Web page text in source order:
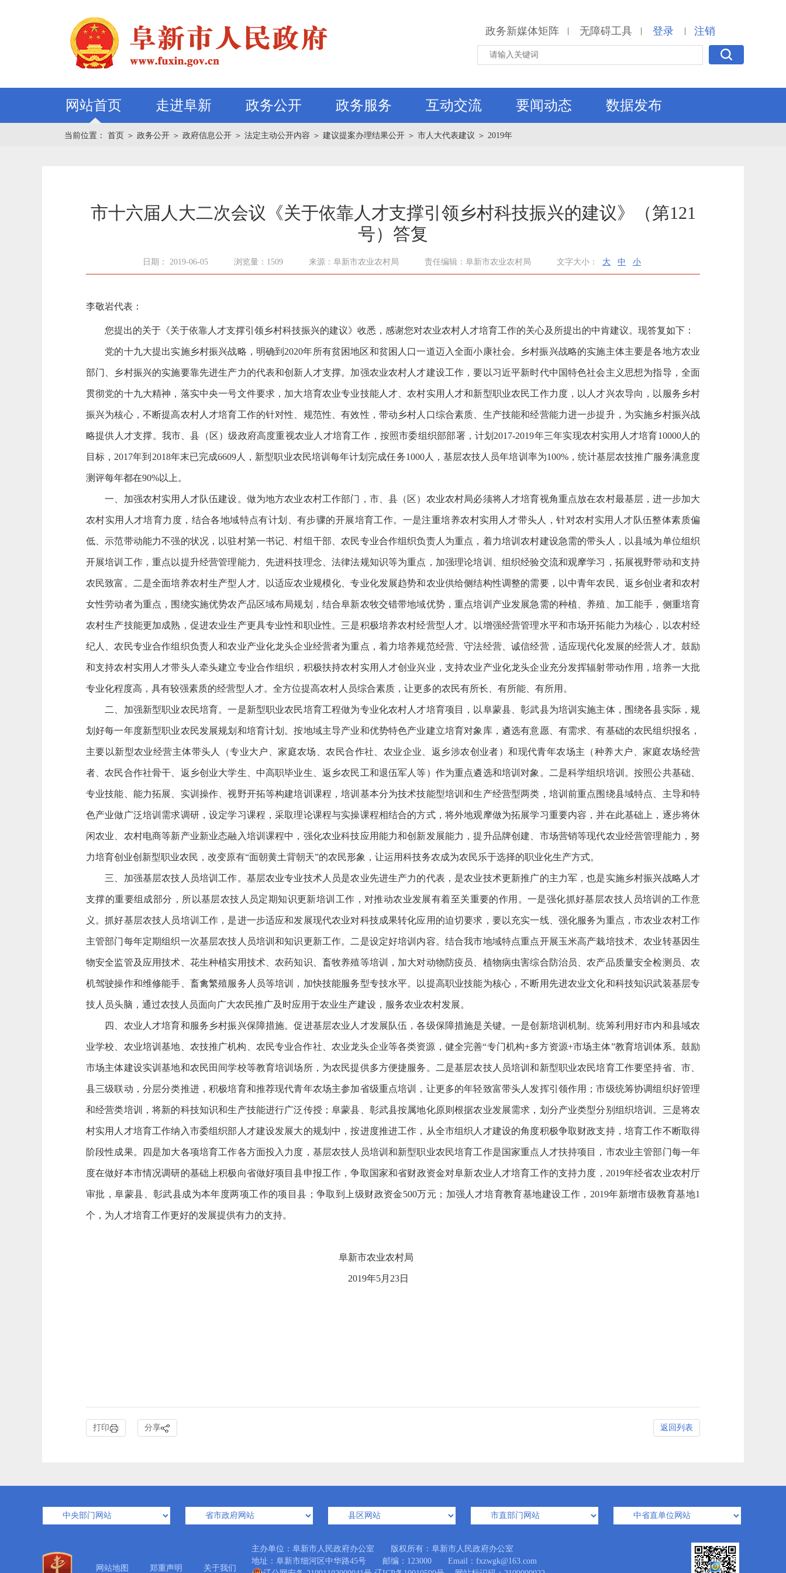
政务新媒体矩阵 | 无障碍工具 | 登录 | 注销
网站首页 走进阜新 政务公开 政务服务 互动交流 要闻动态 数据发布
当前位置： 首页 ＞ 政务公开 ＞ 政府信息公开 ＞ 法定主动公开内容 ＞ 建议提案办理结果公开 ＞ 市人大代表建议 ＞ 2019年
市十六届人大二次会议《关于依靠人才支撑引领乡村科技振兴的建议》（第121
号）答复
日期： 2019-06-05 浏览量：1509 来源：阜新市农业农村局 责任编辑：阜新市农业农村局 文字大小： 大 中 小
李敬岩代表：
您提出的关于《关于依靠人才支撑引领乡村科技振兴的建议》收悉，感谢您对农业农村人才培育工作的关心及所提出的中肯建议。现答复如下：
党的十九大提出实施乡村振兴战略，明确到2020年所有贫困地区和贫困人口一道迈入全面小康社会。乡村振兴战略的实施主体主要是各地方农业
部门、乡村振兴的实施要靠先进生产力的代表和创新人才支撑。加强农业农村人才建设工作，要以习近平新时代中国特色社会主义思想为指导，全面
贯彻党的十九大精神，落实中央一号文件要求，加大培育农业专业技能人才、农村实用人才和新型职业农民工作力度，以人才兴农导向，以服务乡村
振兴为核心，不断提高农村人才培育工作的针对性、规范性、有效性，带动乡村人口综合素质、生产技能和经营能力进一步提升，为实施乡村振兴战
略提供人才支撑。我市、县（区）级政府高度重视农业人才培育工作，按照市委组织部部署，计划2017-2019年三年实现农村实用人才培育10000人的
目标，2017年到2018年末已完成6609人，新型职业农民培训每年计划完成任务1000人，基层农技人员年培训率为100%，统计基层农技推广服务满意度
测评每年都在90%以上。
一、加强农村实用人才队伍建设。做为地方农业农村工作部门，市、县（区）农业农村局必须将人才培育视角重点放在农村最基层，进一步加大
农村实用人才培育力度，结合各地域特点有计划、有步骤的开展培育工作。一是注重培养农村实用人才带头人，针对农村实用人才队伍整体素质偏
低、示范带动能力不强的状况，以驻村第一书记、村组干部、农民专业合作组织负责人为重点，着力培训农村建设急需的带头人，以县域为单位组织
开展培训工作，重点以提升经营管理能力、先进科技理念、法律法规知识等为重点，加强理论培训、组织经验交流和观摩学习，拓展视野带动和支持
农民致富。二是全面培养农村生产型人才。以适应农业规模化、专业化发展趋势和农业供给侧结构性调整的需要，以中青年农民、返乡创业者和农村
女性劳动者为重点，围绕实施优势农产品区域布局规划，结合阜新农牧交错带地域优势，重点培训产业发展急需的种植、养殖、加工能手，侧重培育
农村生产技能更加成熟，促进农业生产更具专业性和职业性。三是积极培养农村经营型人才。以增强经营管理水平和市场开拓能力为核心，以农村经
纪人、农民专业合作组织负责人和农业产业化龙头企业经营者为重点，着力培养规范经营、守法经营、诚信经营，适应现代化发展的经营人才。鼓励
和支持农村实用人才带头人牵头建立专业合作组织，积极扶持农村实用人才创业兴业，支持农业产业化龙头企业充分发挥辐射带动作用，培养一大批
专业化程度高，具有较强素质的经营型人才。全方位提高农村人员综合素质，让更多的农民有所长、有所能、有所用。
二、加强新型职业农民培育。一是新型职业农民培育工程做为专业化农村人才培育项目，以阜蒙县、彰武县为培训实施主体，围绕各县实际，规
划好每一年度新型职业农民发展规划和培育计划。按地域主导产业和优势特色产业建立培育对象库，遴选有意愿、有需求、有基础的农民组织报名，
主要以新型农业经营主体带头人（专业大户、家庭农场、农民合作社、农业企业、返乡涉农创业者）和现代青年农场主（种养大户、家庭农场经营
者、农民合作社骨干、返乡创业大学生、中高职毕业生、返乡农民工和退伍军人等）作为重点遴选和培训对象。二是科学组织培训。按照公共基础、
专业技能、能力拓展、实训操作、视野开拓等构建培训课程，培训基本分为技术技能型培训和生产经营型两类，培训前重点围绕县域特点、主导和特
色产业做广泛培训需求调研，设定学习课程，采取理论课程与实操课程相结合的方式，将外地观摩做为拓展学习重要内容，并在此基础上，逐步将休
闲农业、农村电商等新产业新业态融入培训课程中，强化农业科技应用能力和创新发展能力，提升品牌创建、市场营销等现代农业经营管理能力，努
力培育创业创新型职业农民，改变原有“面朝黄土背朝天”的农民形象，让运用科技务农成为农民乐于选择的职业化生产方式。
三、加强基层农技人员培训工作。基层农业专业技术人员是农业先进生产力的代表，是农业技术更新推广的主力军，也是实施乡村振兴战略人才
支撑的重要组成部分，所以基层农技人员定期知识更新培训工作，对推动农业发展有着至关重要的作用。一是强化抓好基层农技人员培训的工作意
义。抓好基层农技人员培训工作，是进一步适应和发展现代农业对科技成果转化应用的迫切要求，要以充实一线、强化服务为重点，市农业农村工作
主管部门每年定期组织一次基层农技人员培训和知识更新工作。二是设定好培训内容。结合我市地域特点重点开展玉米高产栽培技术、农业转基因生
物安全监管及应用技术、花生种植实用技术、农药知识、畜牧养殖等培训，加大对动物防疫员、植物病虫害综合防治员、农产品质量安全检测员、农
机驾驶操作和维修能手、畜禽繁殖服务人员等培训，加快技能服务型专技水平。以提高职业技能为核心，不断用先进农业文化和科技知识武装基层专
技人员头脑，通过农技人员面向广大农民推广及时应用于农业生产建设，服务农业农村发展。
四、农业人才培育和服务乡村振兴保障措施。促进基层农业人才发展队伍，各级保障措施是关键。一是创新培训机制。统筹利用好市内和县域农
业学校、农业培训基地、农技推广机构、农民专业合作社、农业龙头企业等各类资源，健全完善“专门机构+多方资源+市场主体”教育培训体系。鼓励
市场主体建设实训基地和农民田间学校等教育培训场所，为农民提供多方便捷服务。二是基层农技人员培训和新型职业农民培育工作要坚持省、市、
县三级联动，分层分类推进，积极培育和推荐现代青年农场主参加省级重点培训，让更多的年轻致富带头人发挥引领作用；市级统筹协调组织好管理
和经营类培训，将新的科技知识和生产技能进行广泛传授；阜蒙县、彰武县按属地化原则根据农业发展需求，划分产业类型分别组织培训。三是将农
村实用人才培育工作纳入市委组织部人才建设发展大的规划中，按进度推进工作，从全市组织人才建设的角度积极争取财政支持，培育工作不断取得
阶段性成果。四是加大各项培育工作各方面投入力度，基层农技人员培训和新型职业农民培育工作是国家重点人才扶持项目，市农业主管部门每一年
度在做好本市情况调研的基础上积极向省做好项目县申报工作，争取国家和省财政资金对阜新农业人才培育工作的支持力度，2019年经省农业农村厅
审批，阜蒙县、彰武县成为本年度两项工作的项目县；争取到上级财政资金500万元；加强人才培育教育基地建设工作，2019年新增市级教育基地1
个，为人才培育工作更好的发展提供有力的支持。
阜新市农业农村局
2019年5月23日
打印 分享 返回列表
网站地图 郑重声明 关于我们
主办单位：阜新市人民政府办公室 版权所有：阜新市人民政府办公室
地址：阜新市细河区中华路45号 邮编：123000 Email：fxzwgk@163.com